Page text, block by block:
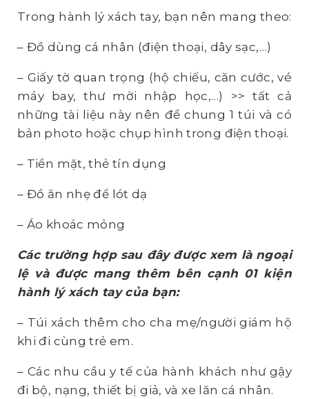
Trong hành lý xách tay, bạn nên mang theo:
– Đồ dùng cá nhân (điện thoại, dây sạc,…)
– Giấy tờ quan trọng (hộ chiếu, căn cước, vé
máy bay, thư mời nhập học,…) >> tất cả
những tài liệu này nên để chung 1 túi và có
bản photo hoặc chụp hình trong điện thoại.
– Tiền mặt, thẻ tín dụng
– Đồ ăn nhẹ để lót dạ
– Áo khoác mỏng
Các trường hợp sau đây được xem là ngoại
lệ và được mang thêm bên cạnh 01 kiện
hành lý xách tay của bạn:
– Túi xách thêm cho cha mẹ/người giám hộ
khi đi cùng trẻ em.
– Các nhu cầu y tế của hành khách như gậy
đi bộ, nạng, thiết bị giả, và xe lăn cá nhân.